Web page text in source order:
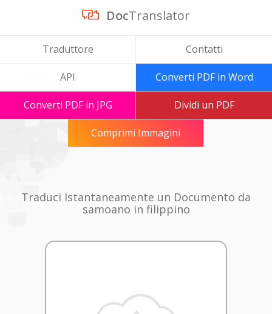
DocTranslator
Traduttore Contatti
API Converti PDF in Word
Converti PDF in JPG Dividi un PDF
Comprimi Immagini
Traduci Istantaneamente un Documento da
samoano in filippino